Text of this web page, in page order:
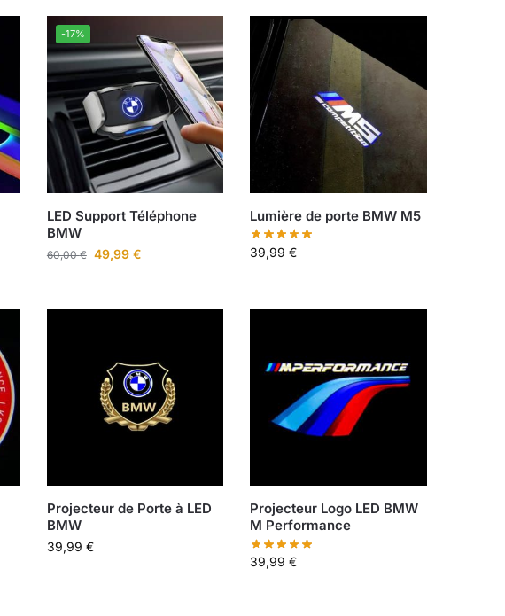
-17%
LED Support Téléphone
BMW
60,00€ 49,99 €
Lumière de porte BMW M5
39,99€
Projecteur de Porte à LED
BMW
39,99 €
Projecteur Logo LED BMW
M Performance
39,99€